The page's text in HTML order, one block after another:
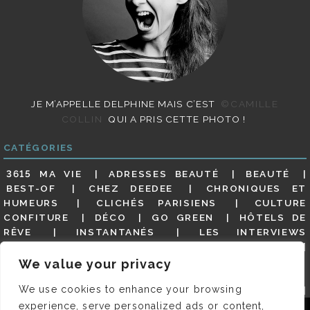
We value your privacy
We use cookies to enhance your browsing
experience, serve personalized ads or content,
JE M’APPELLE DELPHINE MAIS C’EST
©CAMILLE
COLLIN
QUI A PRIS CETTE PHOTO !
CATÉGORIES
3615 MA VIE ADRESSES BEAUTÉ
BEAUTÉ
BEST-OF
CHEZ DEEDEE
CHRONIQUES ET
HUMEURS
CLICHÉS PARISIENS
CULTURE
CONFITURE
DÉCO GO GREEN
HÔTELS DE
RÊVE
INSTANTANÉS
LES INTERVIEWS
MES ADRESSES
MODE NON CLASSÉ
GUIDE
PARIS EN PHOTOS
RESTAURANTS
REVUE DE PRESSE DÉTAILLÉE, SIOU PLAIT